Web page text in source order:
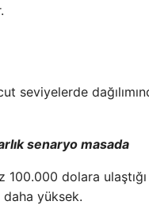
seviyelerde
senaryo masada
100.000 dolara
yüksek.